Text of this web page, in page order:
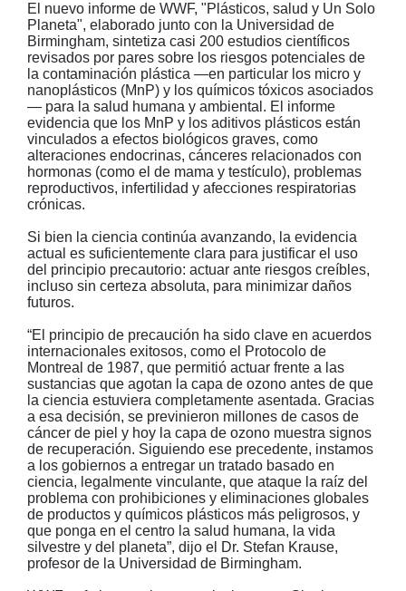
El nuevo informe de WWF, "Plásticos, salud y Un Solo
Planeta", elaborado junto con la Universidad de
Birmingham, sintetiza casi 200 estudios científicos
revisados por pares sobre los riesgos potenciales de
la contaminación plástica —en particular los micro y
nanoplásticos (MnP) y los químicos tóxicos asociados
— para la salud humana y ambiental. El informe
evidencia que los MnP y los aditivos plásticos están
vinculados a efectos biológicos graves, como
alteraciones endocrinas, cánceres relacionados con
hormonas (como el de mama y testículo), problemas
reproductivos, infertilidad y afecciones respiratorias
crónicas.
Si bien la ciencia continúa avanzando, la evidencia
actual es suficientemente clara para justificar el uso
del principio precautorio: actuar ante riesgos creíbles,
incluso sin certeza absoluta, para minimizar daños
futuros.
“El principio de precaución ha sido clave en acuerdos
internacionales exitosos, como el Protocolo de
Montreal de 1987, que permitió actuar frente a las
sustancias que agotan la capa de ozono antes de que
la ciencia estuviera completamente asentada. Gracias
a esa decisión, se previnieron millones de casos de
cáncer de piel y hoy la capa de ozono muestra signos
de recuperación. Siguiendo ese precedente, instamos
a los gobiernos a entregar un tratado basado en
ciencia, legalmente vinculante, que ataque la raíz del
problema con prohibiciones y eliminaciones globales
de productos y químicos plásticos más peligrosos, y
que ponga en el centro la salud humana, la vida
silvestre y del planeta”, dijo el Dr. Stefan Krause,
profesor de la Universidad de Birmingham.